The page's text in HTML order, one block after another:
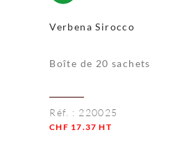
Verbena Sirocco
Boîte de 20 sachets
Réf. : 220025
CHF 17.37 HT